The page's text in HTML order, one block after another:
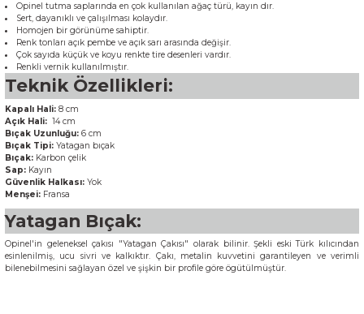
Opinel tutma saplarında en çok kullanılan ağaç türü, kayın dır.
Sert, dayanıklı ve çalışılması kolaydır.
Homojen bir görünüme sahiptir.
Renk tonları açık pembe ve açık sarı arasında değişir.
Çok sayıda küçük ve koyu renkte tire desenleri vardır.
Renkli vernik kullanılmıştır.
Teknik Özellikleri:
Kapalı Hali: 8 cm
Açık Hali: 14 cm
Bıçak Uzunluğu: 6 cm
Bıçak Tipi: Yatagan bıçak
Bıçak: Karbon çelik
Sap: Kayın
Güvenlik Halkası: Yok
Menşei: Fransa
Yatagan Bıçak:
Opinel'in geleneksel çakısı "Yatagan Çakısı" olarak bilinir. Şekli eski Türk kılıcından
esinlenilmiş, ucu sivri ve kalkıktır. Çakı, metalin kuvvetini garantileyen ve verimli
bilenebilmesini sağlayan özel ve şişkin bir profile göre ögütülmüştür.